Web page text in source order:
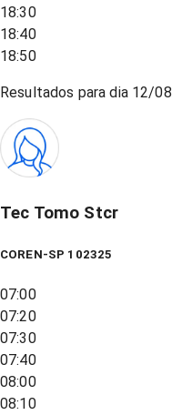
18:30
18:40
18:50
Resultados para dia 12/08
Tec Tomo Stcr
COREN-SP 102325
07:00
07:20
07:30
07:40
08:00
08:10